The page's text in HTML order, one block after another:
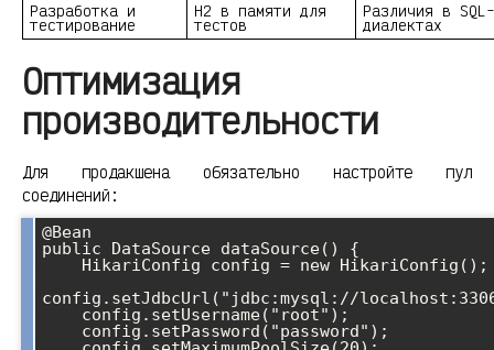
Разработка и
тестирование
H2 в памяти для
тестов
Различия в SQL-
диалектах
Оптимизация
производительности
Для продакшена обязательно настройте пул
соединений:
@Bean
public DataSource dataSource() {
config.setJdbcUrl("jdbc:mysql://